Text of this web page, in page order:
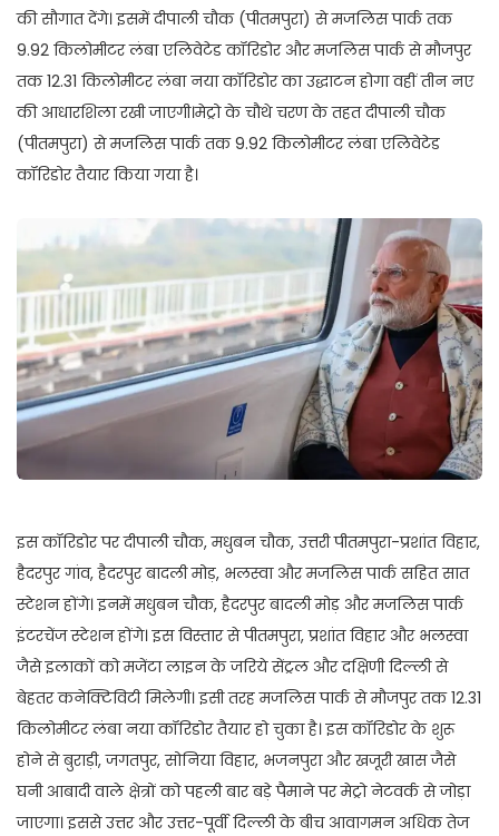
की सौगात देंगे। इसमें दीपाली चौक (पीतमपुरा) से मजलिस पार्क तक
9.92 किलोमीटर लंबा एलिवेटेड कॉरिडोर और मजलिस पार्क से मौजपुर
तक 12.31 किलोमीटर लंबा नया कॉरिडोर का उद्धाटन होगा वहीं तीन नए
की आधारशिला रखी जाएगी।मेट्रो के चौथे चरण के तहत दीपाली चौक
(पीतमपुरा) से मजलिस पार्क तक 9.92 किलोमीटर लंबा एलिवेटेड
कॉरिडोर तैयार किया गया है।
इस कॉरिडोर पर दीपाली चौक, मधुबन चौक, उत्तरी पीतमपुरा-प्रशांत विहार,
हैदरपुर गांव, हैदरपुर बादली मोड़, भलस्वा और मजलिस पार्क सहित सात
स्टेशन होंगे। इनमें मधुबन चौक, हैदरपुर बादली मोड़ और मजलिस पार्क
इंटरचेंज स्टेशन होंगे। इस विस्तार से पीतमपुरा, प्रशांत विहार और भलस्वा
जैसे इलाकों को मजेंटा लाइन के जरिये सेंट्रल और दक्षिणी दिल्ली से
बेहतर कनेक्टिविटी मिलेगी। इसी तरह मजलिस पार्क से मौजपुर तक 12.31
किलोमीटर लंबा नया कॉरिडोर तैयार हो चुका है। इस कॉरिडोर के शुरू
होने से बुराड़ी, जगतपुर, सोनिया विहार, भजनपुरा और खजूरी खास जैसे
घनी आबादी वाले क्षेत्रों को पहली बार बड़े पैमाने पर मेट्रो नेटवर्क से जोड़ा
जाएगा। इससे उत्तर और उत्तर-पूर्वी दिल्ली के बीच आवागमन अधिक तेज